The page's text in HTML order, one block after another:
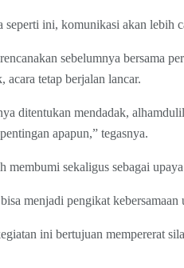
seperti ini, komunikasi akan lebih
sebelumnya bersama
acara tetap berjalan lancar.
ditentukan mendadak,
apapun,” tegasnya.
sekaligus sebagai
menjadi pengikat kebersamaan
ini bertujuan mempererat